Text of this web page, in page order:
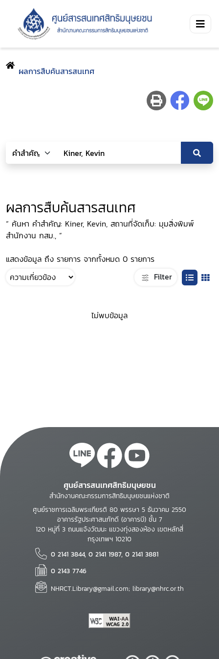
ผลการสืบค้นสารสนเทศ
ผลการสืบค้นสารสนเทศ
“ ค้นหา คำสำคัญ: Kiner, Kevin, สถานที่จัดเก็บ: มุมสิ่งพิมพ์
สำนักงาน กสม., ”
แสดงข้อมูล ถึง รายการ จากทั้งหมด 0 รายการ
Filter
ไม่พบข้อมูล
ศูนย์สารสนเทศสิทธิมนุษยชน
สำนักงานคณะกรรมการสิทธิมนุษยชนแห่งชาติ
ศูนย์ราชการเฉลิมพระเกียรติ 80 พรรษา 5 ธันวาคม 2550
อาคารรัฐประศาสนภักดี (อาคารบี) ชั้น 7
120 หมู่ที่ 3 ถนนแจ้งวัฒนะ แขวงทุ่งสองห้อง เขตหลักสี่
กรุงเทพฯ 10210
0 2141 3844, 0 2141 1987, 0 2141 3881
0 2143 7746
NHRCT.Library@gmail.com; library@nhrc.or.th